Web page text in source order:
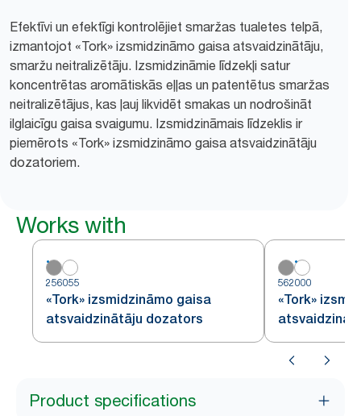
Efektīvi un efektīgi kontrolējiet smaržas tualetes telpā,
izmantojot «Tork» izsmidzināmo gaisa atsvaidzinātāju,
smaržu neitralizētāju. Izsmidzināmie līdzekļi satur
koncentrētas aromātiskās eļļas un patentētus smaržas
neitralizētājus, kas ļauj likvidēt smakas un nodrošināt
ilglaicīgu gaisa svaigumu. Izsmidzināmais līdzeklis ir
piemērots «Tork» izsmidzināmo gaisa atsvaidzinātāju
dozatoriem.
Works with
256055
«Tork» izsmidzināmo gaisa
atsvaidzinātāju dozators
562000
«Tork»
Product specifications